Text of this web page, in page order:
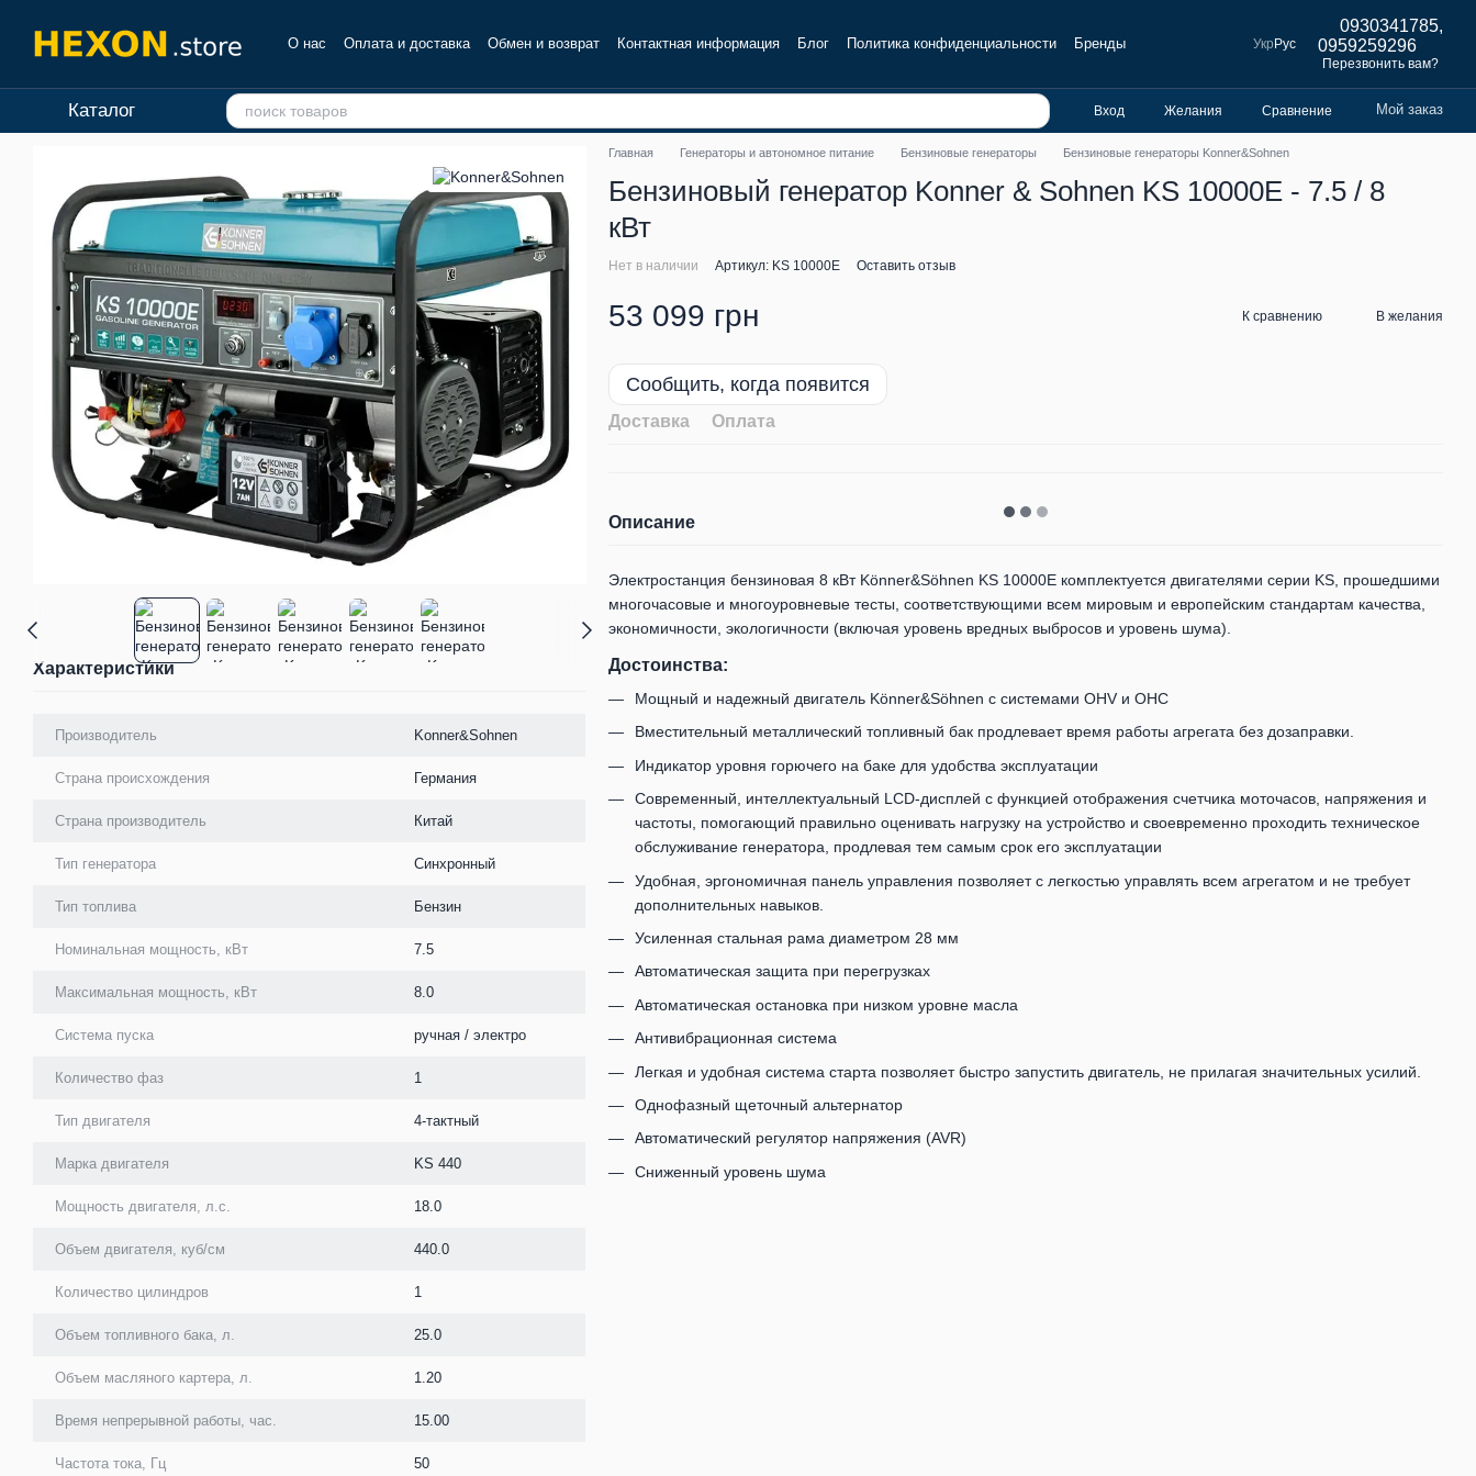
О нас Оплата и доставка Обмен и возврат Контактная информация Блог Политика конфиденциальности
Бренды
Укр Рус
0930341785,
0959259296
Перезвонить вам?
Каталог Вход Желания Сравнение Мой заказ
Характеристики
Производитель Konner&Sohnen
Страна происхождения Германия
Страна производитель Китай
Тип генератора Синхронный
Тип топлива Бензин
Номинальная мощность, кВт 7.5
Максимальная мощность, кВт 8.0
Система пуска ручная / электро
Количество фаз 1
Тип двигателя 4-тактный
Марка двигателя KS 440
Мощность двигателя, л.с. 18.0
Объем двигателя, куб/см 440.0
Количество цилиндров 1
Объем топливного бака, л. 25.0
Объем масляного картера, л. 1.20
Время непрерывной работы, час. 15.00
Частота тока, Гц 50
Главная Генераторы и автономное питание Бензиновые генераторы Бензиновые генераторы Konner&Sohnen
Бензиновый генератор Konner & Sohnen KS 10000E - 7.5 / 8
кВт
Нет в наличии Артикул: KS 10000E Оставить отзыв
53 099 грн К сравнению В желания
Сообщить, когда появится
Доставка Оплата
Описание
Электростанция бензиновая 8 кВт Könner&Söhnen KS 10000E комплектуется двигателями серии KS, прошедшими
многочасовые и многоуровневые тесты, соответствующими всем мировым и европейским стандартам качества,
экономичности, экологичности (включая уровень вредных выбросов и уровень шума).
Достоинства:
Мощный и надежный двигатель Könner&Söhnen с системами OHV и OHC
Вместительный металлический топливный бак продлевает время работы агрегата без дозаправки.
Индикатор уровня горючего на баке для удобства эксплуатации
Современный, интеллектуальный LCD-дисплей с функцией отображения счетчика моточасов, напряжения и
частоты, помогающий правильно оценивать нагрузку на устройство и своевременно проходить техническое
обслуживание генератора, продлевая тем самым срок его эксплуатации
Удобная, эргономичная панель управления позволяет с легкостью управлять всем агрегатом и не требует
дополнительных навыков.
Усиленная стальная рама диаметром 28 мм
Автоматическая защита при перегрузках
Автоматическая остановка при низком уровне масла
Антивибрационная система
Легкая и удобная система старта позволяет быстро запустить двигатель, не прилагая значительных усилий.
Однофазный щеточный альтернатор
Автоматический регулятор напряжения (AVR)
Сниженный уровень шума